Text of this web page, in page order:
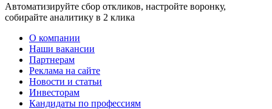
Автоматизируйте сбор откликов, настройте воронку,
собирайте аналитику в 2 клика
О компании
Наши вакансии
Партнерам
Реклама на сайте
Новости и статьи
Инвесторам
Кандидаты по профессиям